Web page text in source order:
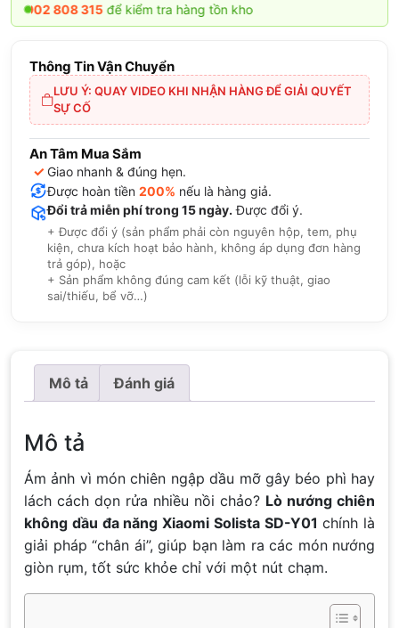
315để kiểm tra hàng tồn kho
Thông Tin Vận Chuyển
LƯU Ý: QUAY VIDEO KHI NHẬN HÀNG ĐỂ GIẢI QUYẾT
SỰ CỐ
An Tâm Mua Sắm
✓ Giao nhanh & đúng hẹn.
Được hoàn tiền 200% nếu là hàng giả.
Đổi trả miễn phí trong 15 ngày. Được đổi ý.
+ Được đổi ý (sản phẩm phải còn nguyên hộp, tem, phụ
kiện, chưa kích hoạt bảo hành, không áp dụng đơn hàng
trả góp), hoặc
+ Sản phẩm không đúng cam kết (lỗi kỹ thuật, giao
sai/thiếu, bể vỡ…)
Mô tả Đánh giá
Mô tả
Ám ảnh vì món chiên ngập dầu mỡ gây béo phì hay
lách cách dọn rửa nhiều nồi chảo? Lò nướng chiên
không dầu đa năng Xiaomi Solista SD-Y01 chính là
giải pháp “chân ái”, giúp bạn làm ra các món nướng
giòn rụm, tốt sức khỏe chỉ với một nút chạm.